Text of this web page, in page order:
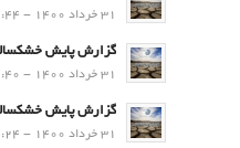
31 خرداد 1400 - 1:44 ب.ظ
گزارش پایش خشکسالی
31 خرداد 1400 - 1:40 ب.ظ
گزارش پایش خشکسالی
31 خرداد 1400 - 1:24 ب.ظ